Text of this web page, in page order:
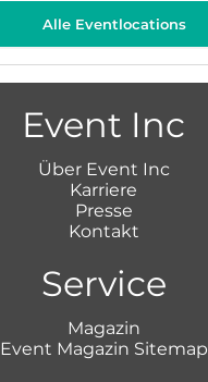
Alle Eventlocations
Event Inc
Über Event Inc
Karriere
Presse
Kontakt
Service
Magazin
Event Magazin Sitemap